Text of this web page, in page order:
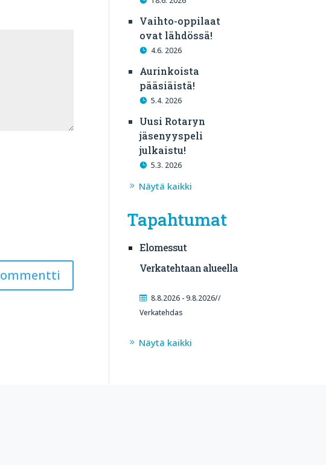
Vaihto-oppilaat
ovat lähdössä!
4.6. 2026
Aurinkoista
pääsiäistä!
5.4. 2026
Uusi Rotaryn
jäsenyyspeli
julkaistu!
5.3. 2026
Näytä kaikki
Tapahtumat
Elomessut
Verkatehtaan alueella
8.8.2026 - 9.8.2026//
Verkatehdas
Näytä kaikki